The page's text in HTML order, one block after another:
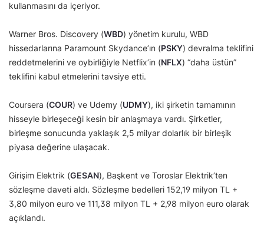
kullanmasını da içeriyor.
Warner Bros. Discovery (WBD) yönetim kurulu, WBD
hissedarlarına Paramount Skydance’ın (PSKY) devralma teklifini
reddetmelerini ve oybirliğiyle Netflix’in (NFLX) “daha üstün”
teklifini kabul etmelerini tavsiye etti.
Coursera (COUR) ve Udemy (UDMY), iki şirketin tamamının
hisseyle birleşeceği kesin bir anlaşmaya vardı. Şirketler,
birleşme sonucunda yaklaşık 2,5 milyar dolarlık bir birleşik
piyasa değerine ulaşacak.
Girişim Elektrik (GESAN), Başkent ve Toroslar Elektrik’ten
sözleşme daveti aldı. Sözleşme bedelleri 152,19 milyon TL +
3,80 milyon euro ve 111,38 milyon TL + 2,98 milyon euro olarak
açıklandı.